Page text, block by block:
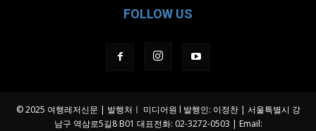
FOLLOW US
© 2025 여행레저신문 | 발행처ㅣ 미디어원 l 발행인: 이정찬 | 서울특별시 강
남구 역삼로5길8 B01 대표전화: 02-3272-0503 | Email: